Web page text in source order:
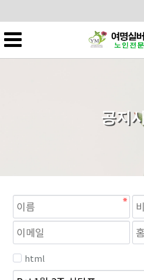
공지
필
수
필
수
html
필
수